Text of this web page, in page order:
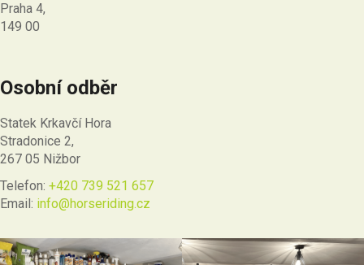
Praha 4,
149 00
Osobní odběr
Statek Krkavčí Hora
Stradonice 2,
267 05 Nižbor
Telefon: +420 739 521 657
Email: info@horseriding.cz